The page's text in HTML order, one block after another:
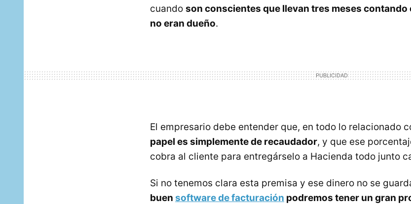
cuando son conscientes que llevan tres meses contando
no eran dueño.
El empresario debe entender que, en todo lo relacionado
papel es simplemente de recaudador, y que ese
cobra al cliente para entregárselo a Hacienda todo junto
Si no tenemos clara esta premisa y ese dinero no se
buen software de facturación podremos tener un gran